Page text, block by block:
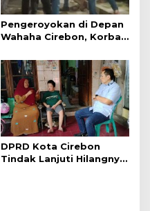
Pengeroyokan di Depan
Wahaha Cirebon, Korban
Polisi
DPRD Kota Cirebon
Tindak Lanjuti Hilangnya